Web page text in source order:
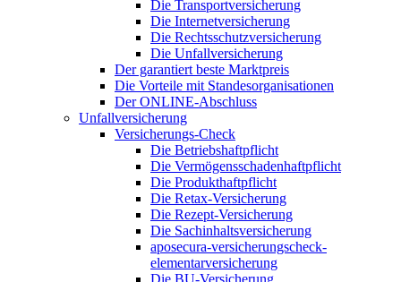
Die Transportversicherung
Die Internetversicherung
Die Rechtsschutzversicherung
Die Unfallversicherung
Der garantiert beste Marktpreis
Die Vorteile mit Standesorganisationen
Der ONLINE-Abschluss
Unfallversicherung
Versicherungs-Check
Die Betriebshaftpflicht
Die Vermögensschadenhaftpflicht
Die Produkthaftpflicht
Die Retax-Versicherung
Die Rezept-Versicherung
Die Sachinhaltsversicherung
aposecura-versicherungscheck-
elementarversicherung
Die BU-Versicherung